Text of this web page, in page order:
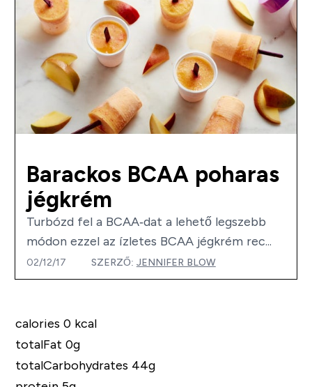
Barackos BCAA poharas
jégkrém
Turbózd fel a BCAA‐dat a lehető legszebb
módon ezzel az ízletes BCAA jégkrém rec...
02/12/17 SZERZŐ: JENNIFER BLOW
calories 0 kcal
totalFat 0g
totalCarbohydrates 44g